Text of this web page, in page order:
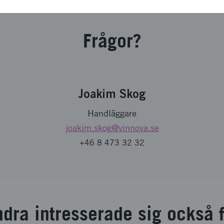
Frågor?
Joakim Skog
Handläggare
joakim.skog@vinnova.se
+46 8 473 32 32
intresserade sig också